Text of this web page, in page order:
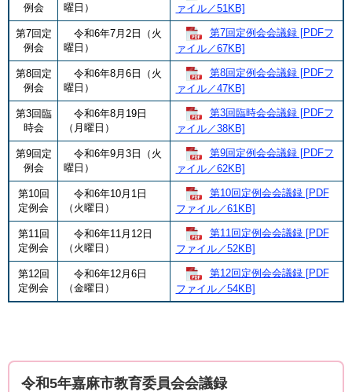
例会
曜日）
ァイル／51KB]
第7回定
例会
令和6年7月2日（火
曜日）
第7回定例会会議録 [PDFフ
ァイル／67KB]
第8回定
例会
令和6年8月6日（火
曜日）
第8回定例会会議録 [PDFフ
ァイル／47KB]
第3回臨
時会
令和6年8月19日
（月曜日）
第3回臨時会会議録 [PDFフ
ァイル／38KB]
第9回定
例会
令和6年9月3日（火
曜日）
第9回定例会会議録 [PDFフ
ァイル／62KB]
第10回
定例会
令和6年10月1日
（火曜日）
第10回定例会会議録 [PDF
ファイル／61KB]
第11回
定例会
令和6年11月12日
（火曜日）
第11回定例会会議録 [PDF
ファイル／52KB]
第12回
定例会
令和6年12月6日
（金曜日）
第12回定例会会議録 [PDF
ファイル／54KB]
令和5年嘉麻市教育委員会会議録